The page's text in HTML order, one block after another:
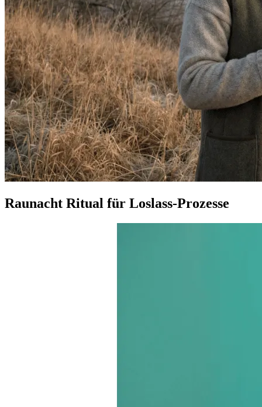
Raunacht Ritual für Loslass-Prozesse